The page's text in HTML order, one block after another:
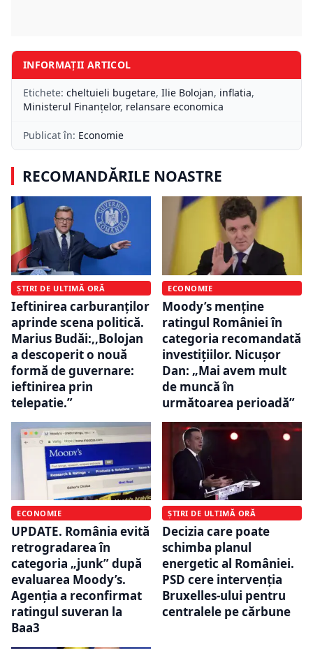
INFORMAȚII ARTICOL
Etichete: cheltuieli bugetare, Ilie Bolojan, inflatia,
Ministerul Finanțelor, relansare economica
Publicat în: Economie
RECOMANDĂRILE NOASTRE
ȘTIRI DE ULTIMĂ ORĂ
Ieftinirea carburanților
aprinde scena politică.
Marius Budăi:,,Bolojan
a descoperit o nouă
formă de guvernare:
ieftinirea prin
telepatie.”
ECONOMIE
Moody’s menține
ratingul României în
categoria recomandată
investițiilor. Nicușor
Dan: „Mai avem mult
de muncă în
următoarea perioadă”
ECONOMIE
UPDATE. România evită
retrogradarea în
categoria „junk” după
evaluarea Moody’s.
Agenția a reconfirmat
ratingul suveran la
Baa3
ȘTIRI DE ULTIMĂ ORĂ
Decizia care poate
schimba planul
energetic al României.
PSD cere intervenția
Bruxelles-ului pentru
centralele pe cărbune